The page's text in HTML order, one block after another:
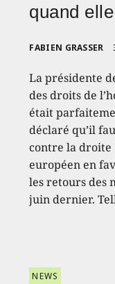
quand
FABIEN GRASSER
La présidente
des droits de
était
déclaré qu’il
contre la droite
européen en
les retours des
juin dernier.
NEWS